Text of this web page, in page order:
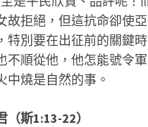
故拒絕，但這抗命卻使
特別要在出征前的關鍵
不順從他，他怎能號令
中燒是自然的事。
（斯1:13-22）